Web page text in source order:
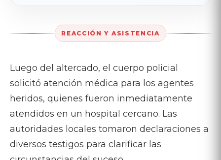
REACCIÓN Y ASISTENCIA
Luego del altercado, el cuerpo policial
solicitó atención médica para los agentes
heridos, quienes fueron inmediatamente
atendidos en un hospital cercano. Las
autoridades locales tomaron declaraciones a
diversos testigos para clarificar las